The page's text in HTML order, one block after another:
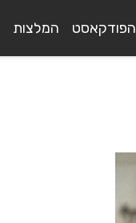
הפודקאסט המלצות